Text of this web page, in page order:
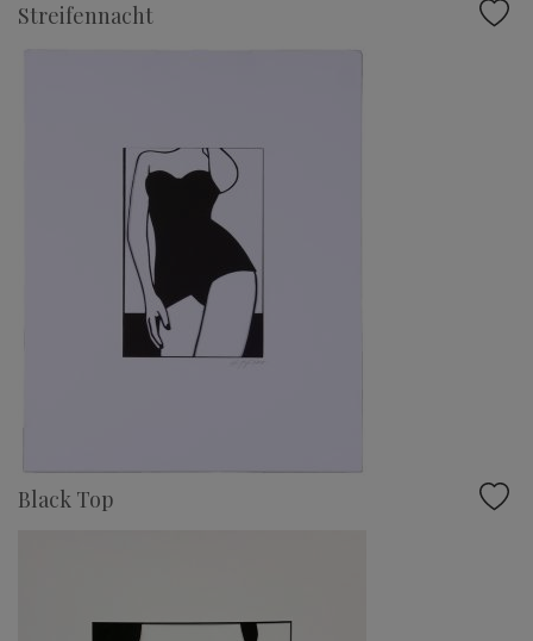
Streifennacht
Black Top